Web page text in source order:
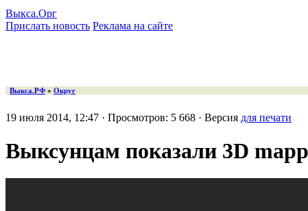
Выкса.Орг
Прислать новость Реклама на сайте
Выкса.РФ » Округ
19 июля 2014, 12:47 · Просмотров: 5 668 · Версия для печати
Выксунцам показали 3D